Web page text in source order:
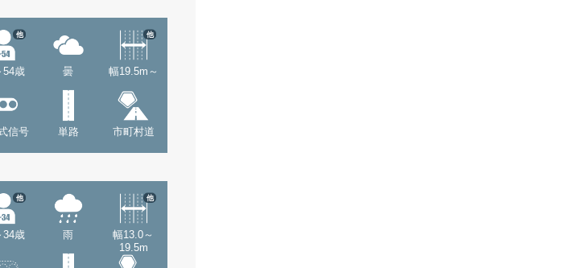
54歳
他
曇 幅19.5m～
他
信号 単路 市町村道
34歳
他
雨
幅13.0～
19.5m
他